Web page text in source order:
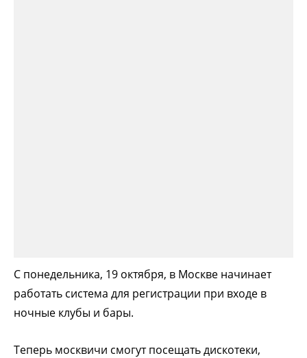
С понедельника, 19 октября, в Москве начинает
работать система для регистрации при входе в
ночные клубы и бары.
Теперь москвичи смогут посещать дискотеки,